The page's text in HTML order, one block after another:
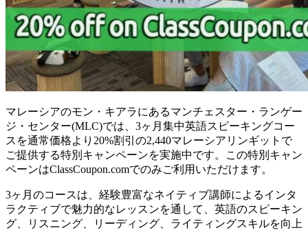
マレーシアのモン・キアラにあるマンチェスター・ランゲー
ジ・センター(MLC)では、3ヶ月集中英語スピーキングコー
スを通常価格より20%割引の2,440マレーシアリンギットで
ご提供する特別キャンペーンを実施中です。この特別キャン
ペーンはClassCoupon.comでのみご利用いただけます。
3ヶ月のコースは、経験豊富なネイティブ講師によるインタ
ラクティブで魅力的なレッスンを通して、英語のスピーキン
グ、リスニング、リーディング、ライティングスキルを向上